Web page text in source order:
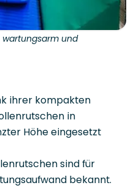
wartungsarm und
ihrer kompakten
in
Höhe eingesetzt
sind für
bekannt.